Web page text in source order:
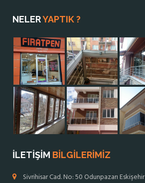
NELERYAPTIK ?
İLETİŞİM BİLGİLERİMİZ
Sivrihisar Cad. No: 50 Odunpazarı Eskişehir